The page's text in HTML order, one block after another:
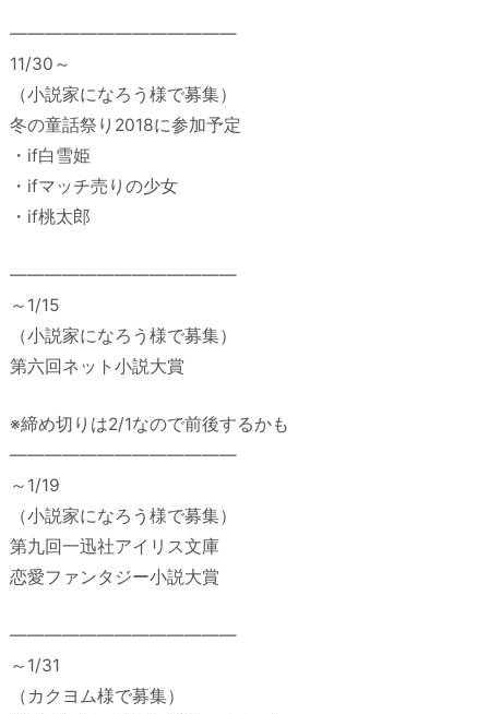
—————————————
11/30～
（小説家になろう様で募集）
冬の童話祭り2018に参加予定
・if白雪姫
・ifマッチ売りの少女
・if桃太郎
—————————————
～1/15
（小説家になろう様で募集）
第六回ネット小説大賞
※締め切りは2/1なので前後するかも
—————————————
～1/19
（小説家になろう様で募集）
第九回一迅社アイリス文庫
恋愛ファンタジー小説大賞
—————————————
～1/31
（カクヨム様で募集）